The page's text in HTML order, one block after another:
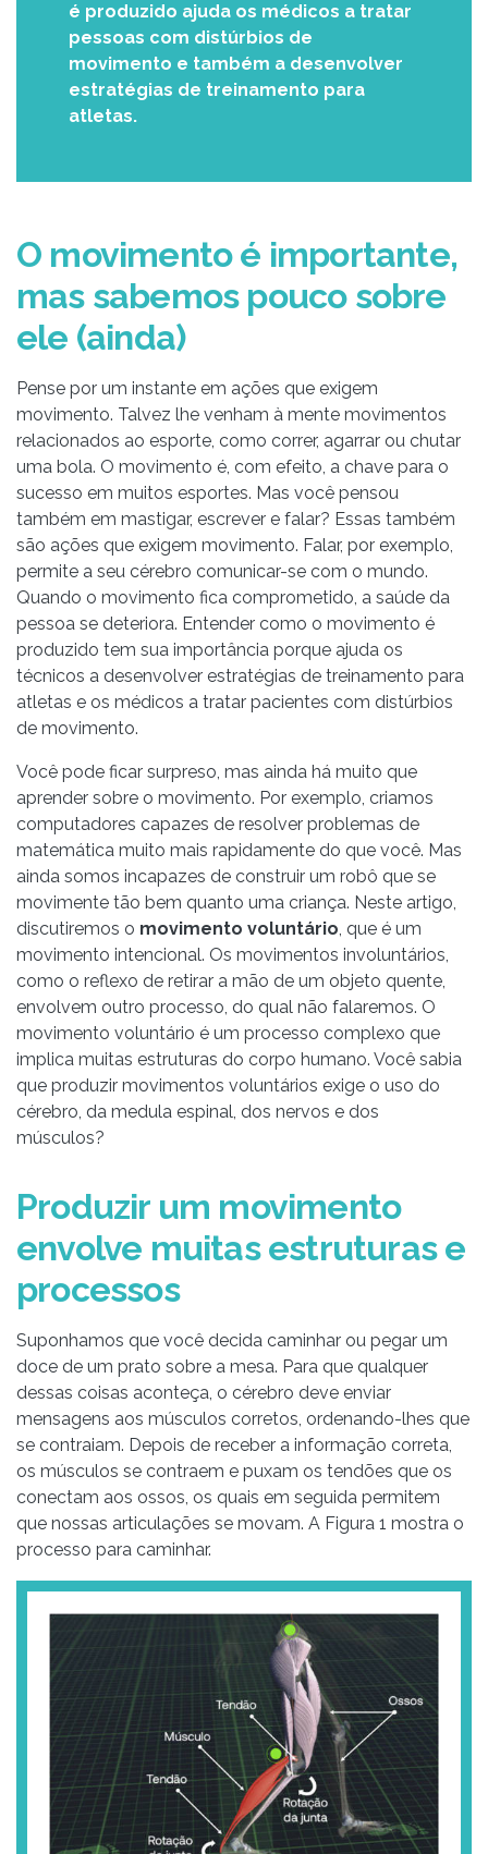
é produzido ajuda os médicos a tratar
pessoas com distúrbios de
movimento e também a desenvolver
estratégias de treinamento para
atletas.
O movimento é importante,
mas sabemos pouco sobre
ele (ainda)
Pense por um instante em ações que exigem
movimento. Talvez lhe venham à mente movimentos
relacionados ao esporte, como correr, agarrar ou chutar
uma bola. O movimento é, com efeito, a chave para o
sucesso em muitos esportes. Mas você pensou
também em mastigar, escrever e falar? Essas também
são ações que exigem movimento. Falar, por exemplo,
permite a seu cérebro comunicar-se com o mundo.
Quando o movimento fica comprometido, a saúde da
pessoa se deteriora. Entender como o movimento é
produzido tem sua importância porque ajuda os
técnicos a desenvolver estratégias de treinamento para
atletas e os médicos a tratar pacientes com distúrbios
de movimento.
Você pode ficar surpreso, mas ainda há muito que
aprender sobre o movimento. Por exemplo, criamos
computadores capazes de resolver problemas de
matemática muito mais rapidamente do que você. Mas
ainda somos incapazes de construir um robô que se
movimente tão bem quanto uma criança. Neste artigo,
discutiremos o movimento voluntário, que é um
movimento intencional. Os movimentos involuntários,
como o reflexo de retirar a mão de um objeto quente,
envolvem outro processo, do qual não falaremos. O
movimento voluntário é um processo complexo que
implica muitas estruturas do corpo humano. Você sabia
que produzir movimentos voluntários exige o uso do
cérebro, da medula espinal, dos nervos e dos
músculos?
Produzir um movimento
envolve muitas estruturas e
processos
Suponhamos que você decida caminhar ou pegar um
doce de um prato sobre a mesa. Para que qualquer
dessas coisas aconteça, o cérebro deve enviar
mensagens aos músculos corretos, ordenando-lhes que
se contraiam. Depois de receber a informação correta,
os músculos se contraem e puxam os tendões que os
conectam aos ossos, os quais em seguida permitem
que nossas articulações se movam. A Figura 1 mostra o
processo para caminhar.